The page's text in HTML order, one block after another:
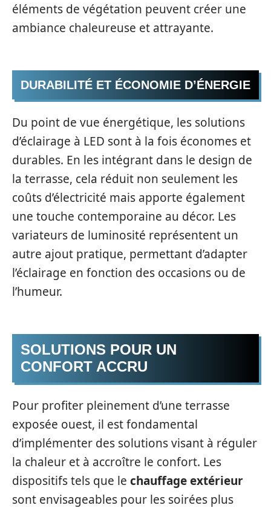
éléments de végétation peuvent créer une
ambiance chaleureuse et attrayante.
DURABILITÉ ET ÉCONOMIE D’ÉNERGIE
Du point de vue énergétique, les solutions
d’éclairage à LED sont à la fois économes et
durables. En les intégrant dans le design de
la terrasse, cela réduit non seulement les
coûts d’électricité mais apporte également
une touche contemporaine au décor. Les
variateurs de luminosité représentent un
autre ajout pratique, permettant d’adapter
l’éclairage en fonction des occasions ou de
l’humeur.
SOLUTIONS POUR UN
CONFORT ACCRU
Pour profiter pleinement d’une terrasse
exposée ouest, il est fondamental
d’implémenter des solutions visant à réguler
la chaleur et à accroître le confort. Les
dispositifs tels que le chauffage extérieur
sont envisageables pour les soirées plus